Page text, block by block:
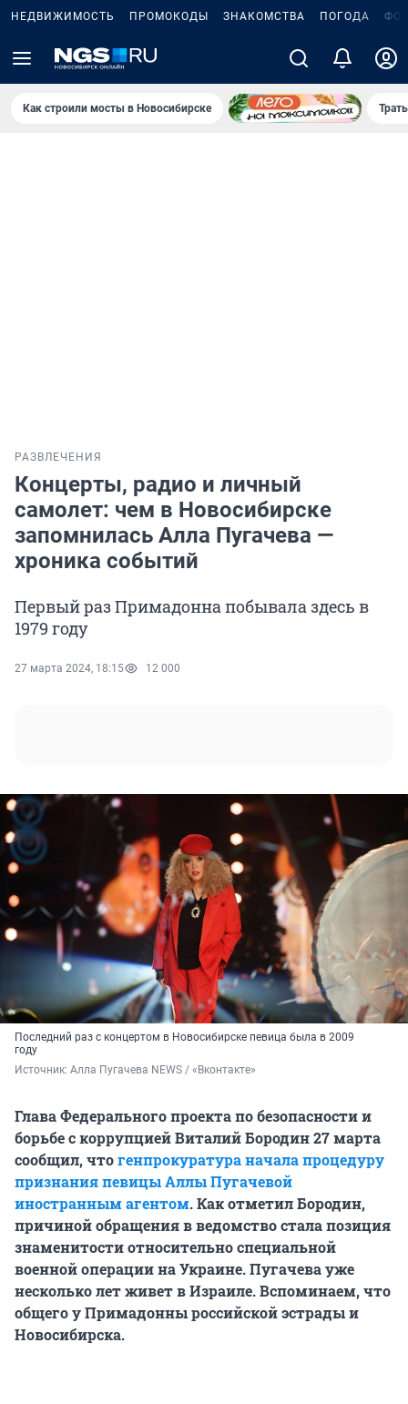
НЕДВИЖИМОСТЬ ПРОМОКОДЫ ЗНАКОМСТВА ПОГОДА
Как строили мосты в Новосибирске
РАЗВЛЕЧЕНИЯ
Концерты, радио и личный
самолет: чем в Новосибирске
запомнилась Алла Пугачева —
хроника событий
Первый раз Примадонна побывала здесь в
1979 году
27 марта 2024, 18:15 12 000
Последний раз с концертом в Новосибирске певица была в 2009
году
Источник: Алла Пугачева NEWS / «Вконтакте»
Глава Федерального проекта по безопасности и
борьбе с коррупцией Виталий Бородин 27 марта
сообщил, чтогенпрокуратура начала процедуру
признания певицы Аллы Пугачевой
иностранным агентом. Как отметил Бородин,
причиной обращения в ведомство стала позиция
знаменитости относительно специальной
военной операции на Украине. Пугачева уже
несколько лет живет в Израиле. Вспоминаем, что
общего у Примадонны российской эстрады и
Новосибирска.